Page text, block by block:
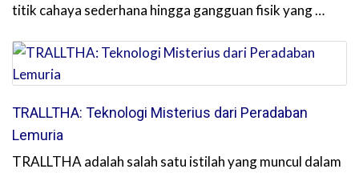
titik cahaya sederhana hingga gangguan fisik yang …
TRALLTHA: Teknologi Misterius dari Peradaban
Lemuria
TRALLTHA adalah salah satu istilah yang muncul dalam